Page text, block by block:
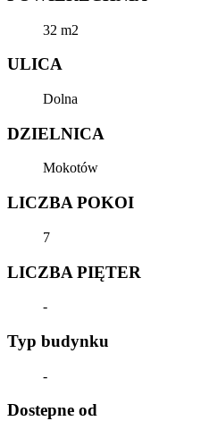
32 m2
ULICA
Dolna
DZIELNICA
Mokotów
LICZBA POKOI
7
LICZBA PIĘTER
-
Typ budynku
-
Dostepne od